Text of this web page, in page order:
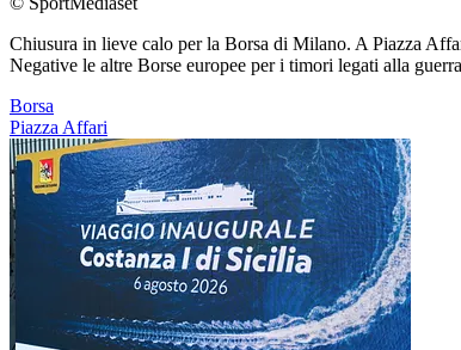
Chiusura in lieve calo per la Borsa di Milano. A Piazza
Negative le altre Borse europee per i timori legati alla
Borsa
Piazza Affari